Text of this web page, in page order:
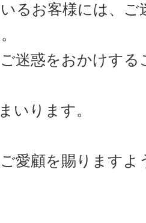
るお客様には、
迷惑をおかけす
いります。
愛顧を賜りますよ